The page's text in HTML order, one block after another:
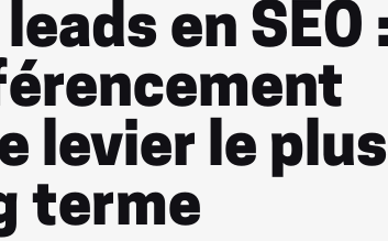
en SEO
levier le plus
terme